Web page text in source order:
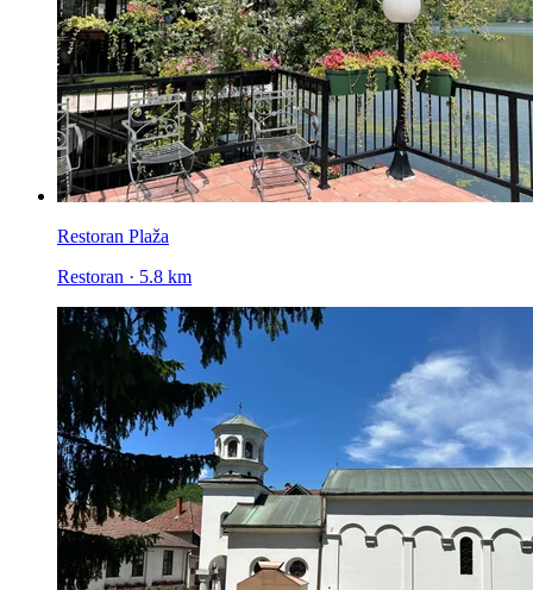
Restoran Plaža
Restoran · 5.8 km